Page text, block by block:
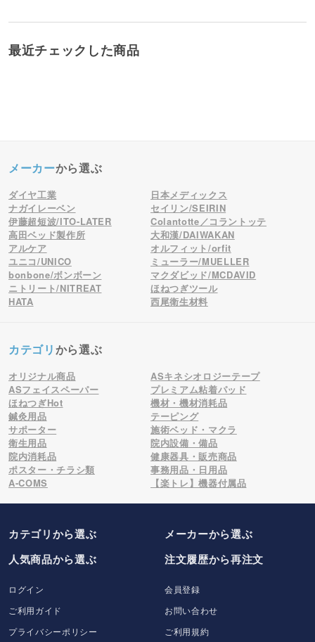
最近チェックした商品
メーカーから選ぶ
ダイヤ工業
日本メディックス
ナガイレーベン
セイリン/SEIRIN
伊藤超短波/ITO-LATER
Colantotte／コラントッテ
高田ベッド製作所
大和漢/DAIWAKAN
アルケア
オルフィット/orfit
ユニコ/UNICO
ミューラー/MUELLER
bonbone/ボンボーン
マクダビッド/MCDAVID
ニトリート/NITREAT
ほねつぎツール
HATA
西尾衛生材料
カテゴリから選ぶ
オリジナル商品
ASキネシオロジーテープ
ASフェイスペーパー
プレミアム粘着パッド
ほねつぎHot
機材・機材消耗品
鍼灸用品
テーピング
サポーター
施術ベッド・マクラ
衛生用品
院内設備・備品
院内消耗品
健康器具・販売商品
ポスター・チラシ類
事務用品・日用品
A-COMS
【楽トレ】機器付属品
カテゴリから選ぶ メーカーから選ぶ
人気商品から選ぶ
注文履歴から再注文
ログイン
会員登録
ご利用ガイド
お問い合わせ
プライバシーポリシー
ご利用規約